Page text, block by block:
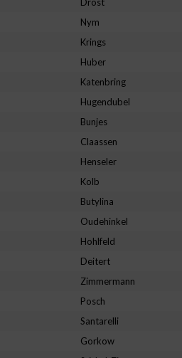
Nym
Krings
Huber
Katenbring
Hugendubel
Bunjes
Claassen
Henseler
Kolb
Butylina
Oudehinkel
Hohlfeld
Deitert
Zimmermann
Posch
Santarelli
Gorkow
von Inhalten
oder Kombinationen von Daten aus